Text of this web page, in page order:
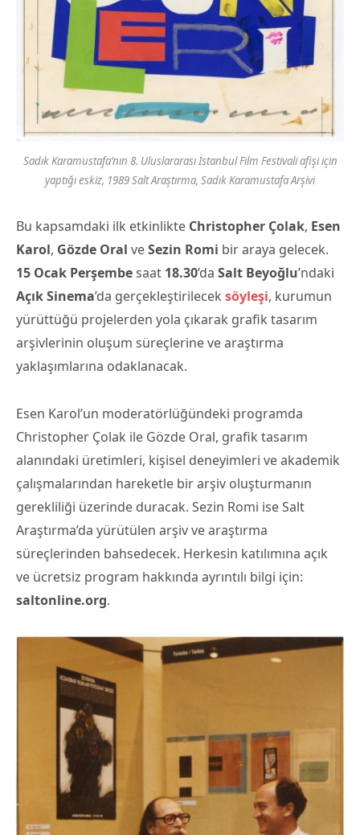
Sadık Karamustafa’nın 8. Uluslararası İstanbul Film Festivali afişi için
yaptığı eskiz, 1989 Salt Araştırma, Sadık Karamustafa Arşivi
Bu kapsamdaki ilk etkinlikte Christopher Çolak, Esen
Karol, Gözde Oral veSezin Romi bir araya gelecek.
15 Ocak Perşembesaat 18.30’da Salt Beyoğlu’ndaki
Açık Sinema’da gerçekleştirilecek söyleşi, kurumun
yürüttüğü projelerden yola çıkarak grafik tasarım
arşivlerinin oluşum süreçlerine ve araştırma
yaklaşımlarına odaklanacak.
Esen Karol’un moderatörlüğündeki programda
Christopher Çolak ile Gözde Oral, grafik tasarım
alanındaki üretimleri, kişisel deneyimleri ve akademik
çalışmalarından hareketle bir arşiv oluşturmanın
gerekliliği üzerinde duracak. Sezin Romi ise Salt
Araştırma’da yürütülen arşiv ve araştırma
süreçlerinden bahsedecek. Herkesin katılımına açık
ve ücretsiz program hakkında ayrıntılı bilgi için:
saltonline.org.